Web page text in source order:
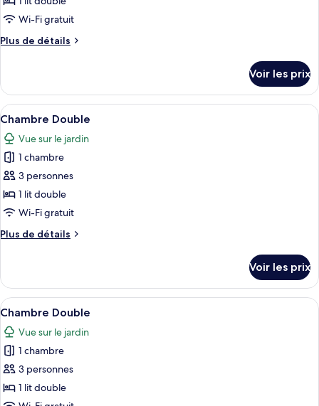
type
chambre :
Wi-Fi gratuit
Plus de détails
Plus
le
type
de
chambre
Chambre
Double
Voir les prix
Afficher
toutes
les
photos
pour
ce
type
chambre :
Une chambre d’hôtel avec deux lits
6
Chambre Double
Vue sur le jardin
1 chambre
3 personnes
1 lit double
Wi-Fi gratuit
Plus de détails
Plus
le
type
de
chambre
Chambre
Double
Voir les prix
Afficher
toutes
les
photos
pour
ce
Une chambre d’hôtel avec deux lits
7
Chambre Double
Vue sur le jardin
1 chambre
3 personnes
1 lit double